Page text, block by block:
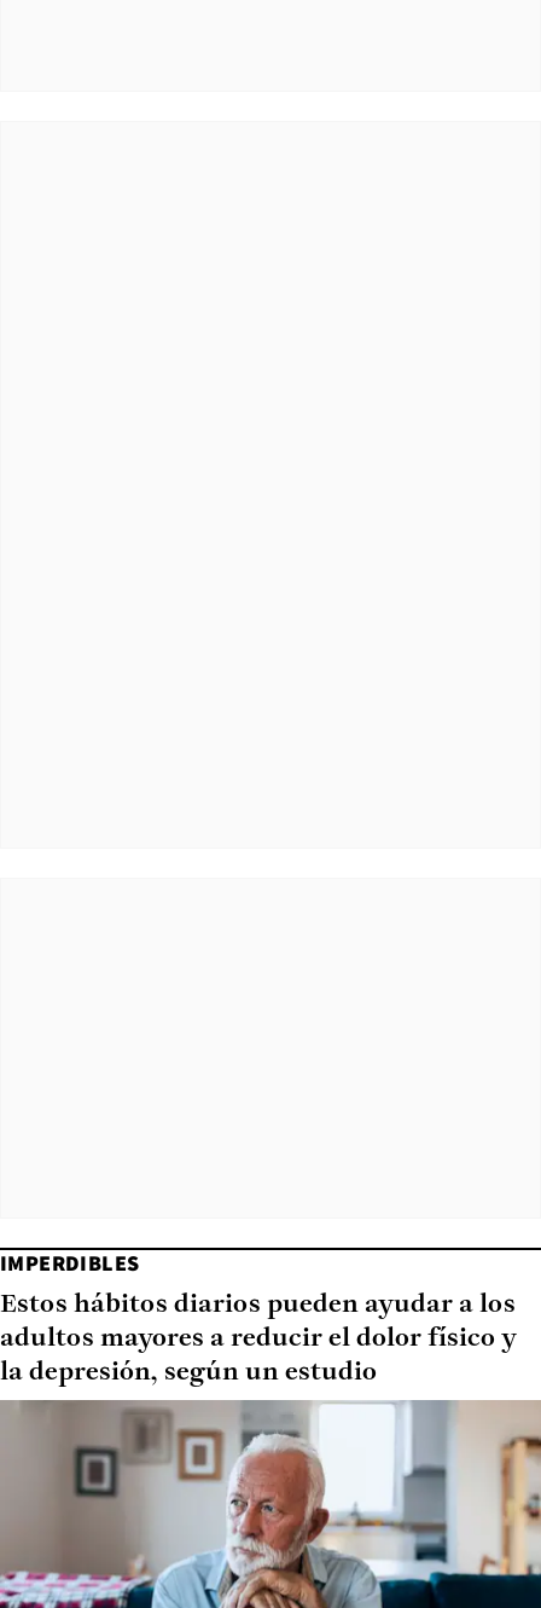
IMPERDIBLES
Estos hábitos diarios pueden ayudar a los
adultos mayores a reducir el dolor físico y
la depresión, según un estudio